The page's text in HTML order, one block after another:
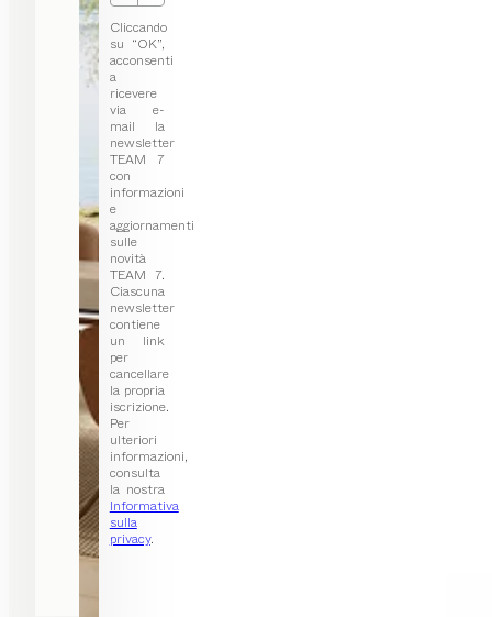
Cliccando
su “OK”,
acconsenti
a
ricevere
via e-
mail la
newsletter
TEAM 7
con
informazioni
e
aggiornamenti
sulle
novità
TEAM 7.
Ciascuna
newsletter
contiene
un link
per
cancellare
la propria
iscrizione.
Per
ulteriori
informazioni,
consulta
la nostra
Informativa
sulla
privacy.